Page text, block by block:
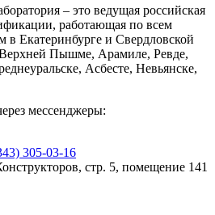
– это ведущая российская
работающая по всем
в Екатеринбурге и Свердловской
Верхней Пышме, Арамиле, Ревде,
Асбесте, Невьянске,
мессенджеры:
305-03-16
стр. 5, помещение 141